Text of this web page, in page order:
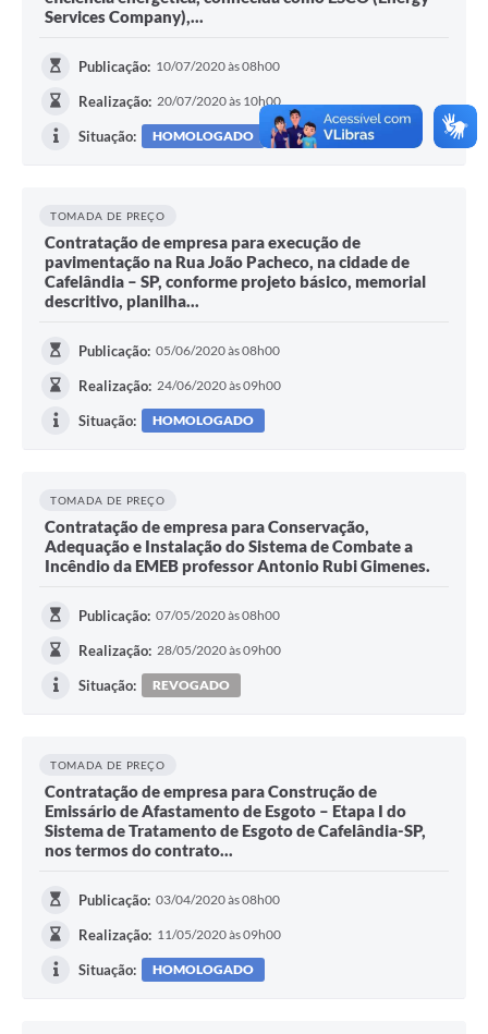
Services Company),...
Publicação: 10/07/2020 às 08h00
Realização: 20/07/2020 às 10h00
Situação: HOMOLOGADO
TOMADA DE PREÇO
Contratação de empresa para execução de
pavimentação na Rua João Pacheco, na cidade de
Cafelândia – SP, conforme projeto básico, memorial
descritivo, planilha...
Publicação: 05/06/2020 às 08h00
Realização: 24/06/2020 às 09h00
Situação: HOMOLOGADO
TOMADA DE PREÇO
Contratação de empresa para Conservação,
Adequação e Instalação do Sistema de Combate a
Incêndio da EMEB professor Antonio Rubi Gimenes.
Publicação: 07/05/2020 às 08h00
Realização: 28/05/2020 às 09h00
Situação: REVOGADO
TOMADA DE PREÇO
Contratação de empresa para Construção de
Emissário de Afastamento de Esgoto – Etapa I do
Sistema de Tratamento de Esgoto de Cafelândia-SP,
nos termos do contrato...
Publicação: 03/04/2020 às 08h00
Realização: 11/05/2020 às 09h00
Situação: HOMOLOGADO